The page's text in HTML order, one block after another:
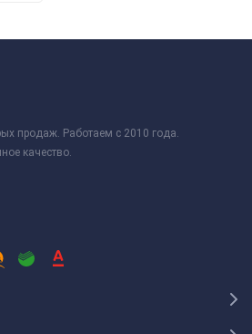
продаж. Работаем с 2010 года.
качество.